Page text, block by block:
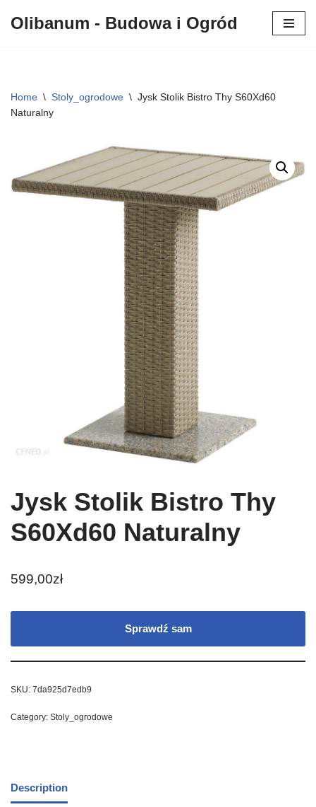
Olibanum - Budowa i Ogród
Home \ Stoly_ogrodowe \ Jysk Stolik Bistro Thy S60Xd60
Naturalny
Jysk Stolik Bistro Thy
S60Xd60 Naturalny
599,00zł
Sprawdź sam
SKU: 7da925d7edb9
Category: Stoly_ogrodowe
Description